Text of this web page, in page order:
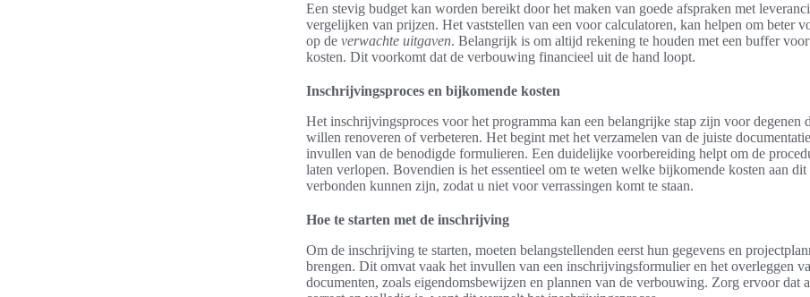
Een stevig budget kan worden bereikt door het maken van goede afspraken met
vergelijken van prijzen. Het vaststellen van een voor calculatoren, kan helpen om beter
op de verwachte uitgaven. Belangrijk is om altijd rekening te houden met een buffer
kosten. Dit voorkomt dat de verbouwing financieel uit de hand loopt.
Inschrijvingsproces en bijkomende kosten
Het inschrijvingsproces voor het programma kan een belangrijke stap zijn voor degenen
willen renoveren of verbeteren. Het begint met het verzamelen van de juiste
invullen van de benodigde formulieren. Een duidelijke voorbereiding helpt om de
laten verlopen. Bovendien is het essentieel om te weten welke bijkomende kosten aan dit
verbonden kunnen zijn, zodat u niet voor verrassingen komt te staan.
Hoe te starten met de inschrijving
Om de inschrijving te starten, moeten belangstellenden eerst hun gegevens en
brengen. Dit omvat vaak het invullen van een inschrijvingsformulier en het overleggen
documenten, zoals eigendomsbewijzen en plannen van de verbouwing. Zorg ervoor dat